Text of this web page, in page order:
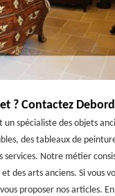
? Contactez
spécialiste des objets
des tableaux de
services. Notre métier
des arts anciens. Si vous
proposer nos articles.